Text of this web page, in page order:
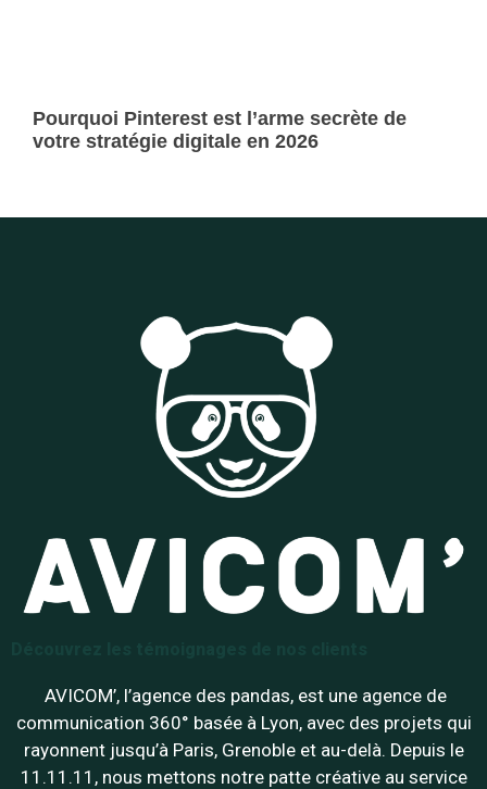
Pourquoi Pinterest est l’arme secrète de
votre stratégie digitale en 2026
AVICOM’, l’agence des pandas, est une agence de
communication 360° basée à Lyon, avec des projets qui
rayonnent jusqu’à Paris, Grenoble et au-delà. Depuis le
11.11.11, nous mettons notre patte créative au service